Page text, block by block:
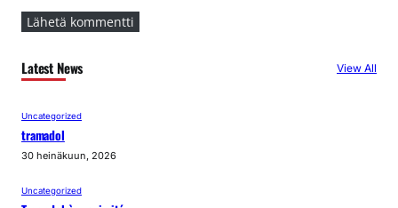
Latest News View All
Uncategorized
tramadol
30 heinäkuun, 2026
Uncategorized